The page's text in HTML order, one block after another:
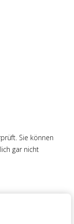
Sie können
gar nicht